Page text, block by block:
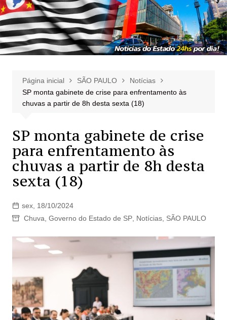
Página inicial SÃO PAULO
Notícias
SP monta gabinete de crise para enfrentamento às
chuvas a partir de 8h desta sexta (18)
SP monta gabinete de crise
para enfrentamento às
chuvas a partir de 8h desta
sexta (18)
sex, 18/10/2024
Chuva Governo do Estado de SP, Notícias, SÃO PAULO